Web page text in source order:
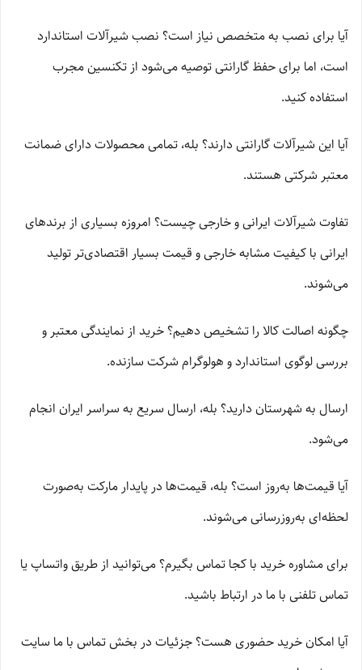
آیا برای نصب به متخصص نیاز است؟ نصب شیرآلات استاندارد
است، اما برای حفظ گارانتی توصیه می‌شود از تکنسین مجرب
استفاده کنید.
آیا این شیرآلات گارانتی دارند؟ بله، تمامی محصولات دارای ضمانت
معتبر شرکتی هستند.
تفاوت شیرآلات ایرانی و خارجی چیست؟ امروزه بسیاری از برندهای
ایرانی با کیفیت مشابه خارجی و قیمت بسیار اقتصادی‌تر تولید
می‌شوند.
چگونه اصالت کالا را تشخیص دهیم؟ خرید از نمایندگی معتبر و
بررسی لوگوی استاندارد و هولوگرام شرکت سازنده.
ارسال به شهرستان دارید؟ بله، ارسال سریع به سراسر ایران انجام
می‌شود.
آیا قیمت‌ها به‌روز است؟ بله، قیمت‌ها در پایدار مارکت به‌صورت
لحظه‌ای به‌روزرسانی می‌شوند.
برای مشاوره خرید با کجا تماس بگیرم؟ می‌توانید از طریق واتساپ یا
تماس تلفنی با ما در ارتباط باشید.
آیا امکان خرید حضوری هست؟ جزئیات در بخش تماس با ما سایت